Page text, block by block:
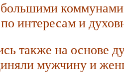
интересам и
также на основе
мужчину и